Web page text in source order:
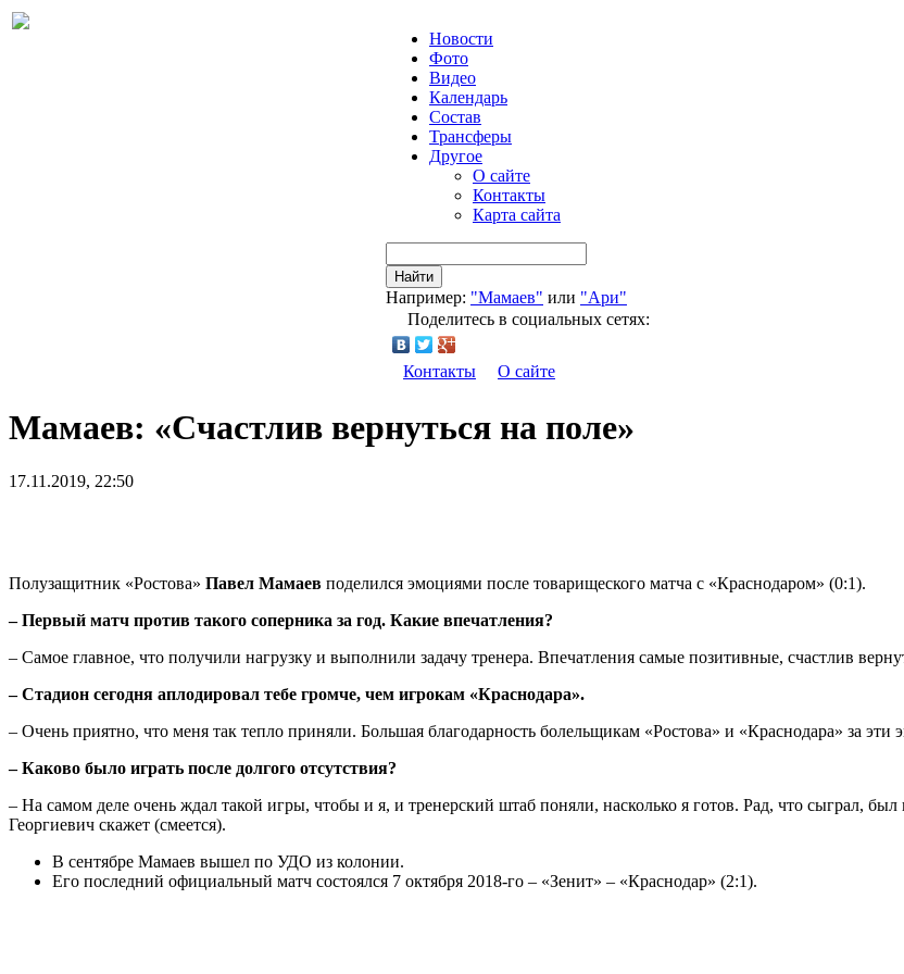
Новости
Фото
Видео
Календарь
Состав
Трансферы
Другое
О сайте
Контакты
Карта сайта
Найти
Например: "Мамаев" или "Ари"
Поделитесь в социальных сетях:
Контакты О сайте
Мамаев: «Счастлив вернуться на поле»
17.11.2019, 22:50
Полузащитник «Ростова» Павел Мамаев поделился эмоциями после товарищеского матча с «Краснодаром» (0:1).
– Первый матч против такого соперника за год. Какие впечатления?
– Самое главное, что получили нагрузку и выполнили задачу тренера. Впечатления самые позитивные, счастлив
– Стадион сегодня аплодировал тебе громче, чем игрокам «Краснодара».
– Очень приятно, что меня так тепло приняли. Большая благодарность болельщикам «Ростова» и «Краснодара» за эти
– Каково было играть после долгого отсутствия?
– На самом деле очень ждал такой игры, чтобы и я, и тренерский штаб поняли, насколько я готов. Рад, что сыграл,
Георгиевич скажет (смеется).
В сентябре Мамаев вышел по УДО из колонии.
Его последний официальный матч состоялся 7 октября 2018-го – «Зенит» – «Краснодар» (2:1).